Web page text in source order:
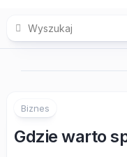
content
Biznes
Gdzie warto